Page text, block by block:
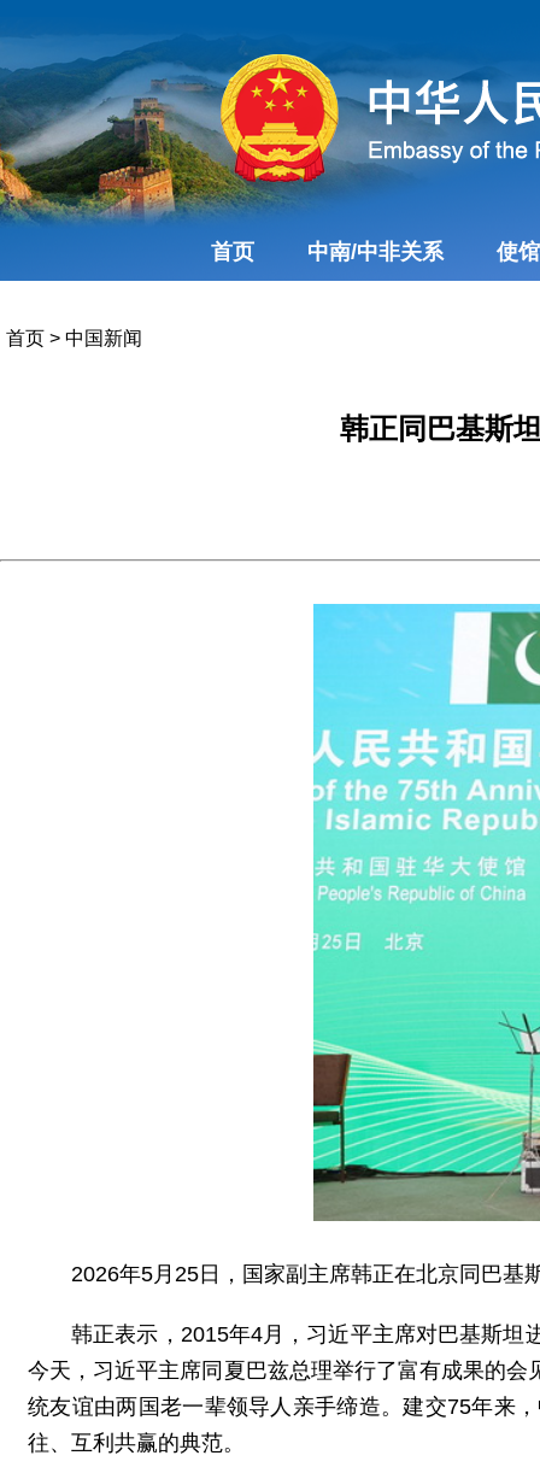
首页 中南/中非关系 使
首页 > 中国新闻
韩正同巴基斯
2026年5月25日，国家副主席韩正在北京同巴基
韩正表示，2015年4月，习近平主席对巴基斯
今天，习近平主席同夏巴兹总理举行了富有成果的
统友谊由两国老一辈领导人亲手缔造。建交75年来
往、互利共赢的典范。